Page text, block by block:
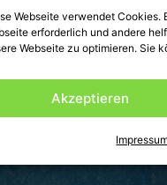
Webseite verwendet
erforderlich und andere
Webseite zu optimieren. Sie
Akzeptieren